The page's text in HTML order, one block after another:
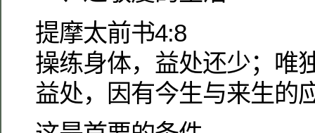
提摩太前书4:8
操练身体，益处还少；唯
益处，因有今生与来生的